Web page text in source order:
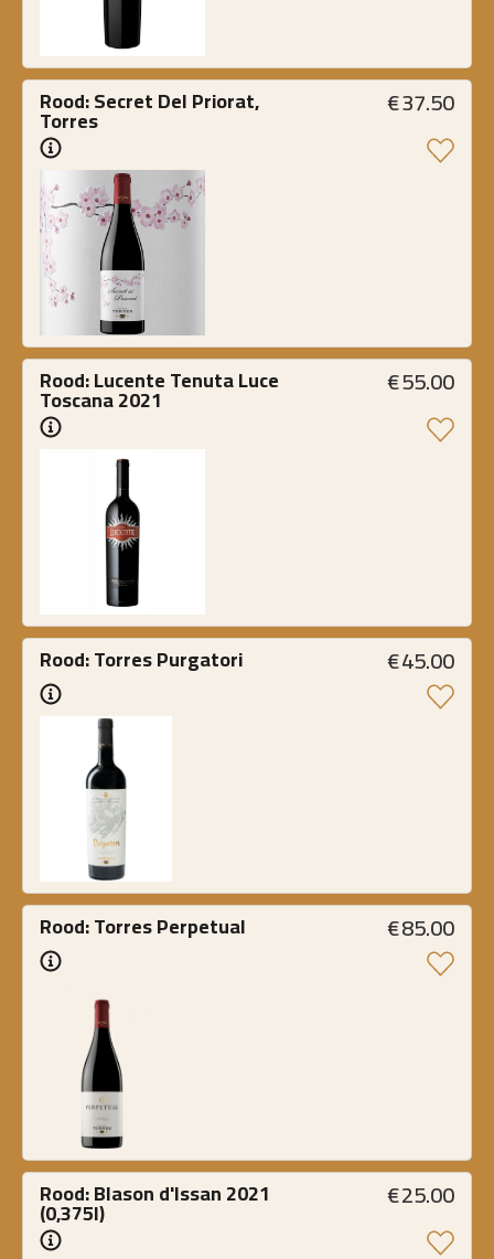
Rood: Secret Del Priorat,
Torres €37.50
Rood: Lucente Tenuta Luce
Toscana 2021 €55.00
Rood: Torres Purgatori €45.00
Rood: Torres Perpetual €85.00
Rood: Blason d'Issan 2021
(0,375l) €25.00